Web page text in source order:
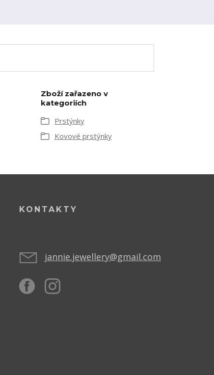
Zboží zařazeno v
kategoriích
Prstýnky
Kovové prstýnky
KONTAKTY
jannie.jewellery@gmail.com